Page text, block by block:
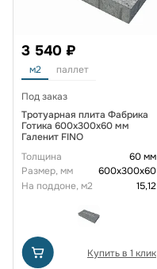
3 540 ₽
м2 паллет
Под заказ
Тротуарная плита Фабрика
Готика 600х300х60 мм
Галенит FINO
Толщина
60 мм
Размер, мм
600х300х60
На поддоне, м2
15,12
Купить в 1 клик